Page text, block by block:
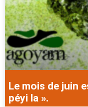
Le mois de juin
péyi la ».